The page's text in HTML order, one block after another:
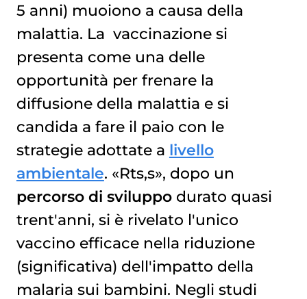
5 anni) muoiono a causa della
malattia. La vaccinazione si
presenta come una delle
opportunità per frenare la
diffusione della malattia e si
candida a fare il paio con le
strategie adottate a livello
ambientale. «Rts,s», dopo un
percorso di sviluppodurato quasi
trent'anni, si è rivelato l'unico
vaccino efficace nella riduzione
(significativa) dell'impatto della
malaria sui bambini. Negli studi